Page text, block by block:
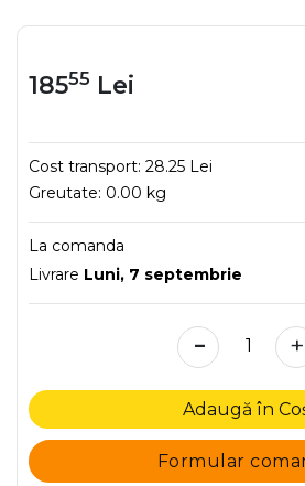
18555 Lei
Cost transport: 28.25 Lei
Greutate: 0.00 kg
La comanda
Livrare Luni, 7 septembrie
- +
Adaugă în
Formular